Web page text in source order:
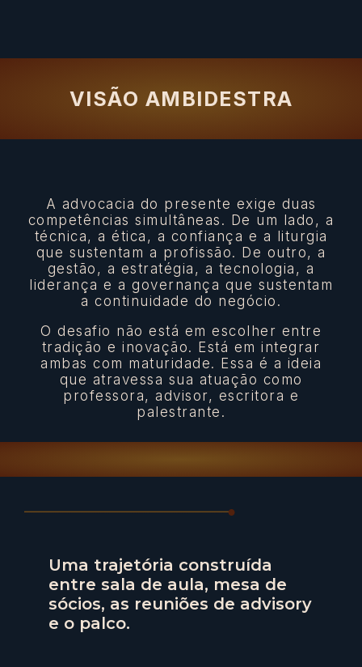
VISÃO AMBIDESTRA
A advocacia do presente exige duas
competências simultâneas. De um lado, a
técnica, a ética, a confiança e a liturgia
que sustentam a profissão. De outro, a
gestão, a estratégia, a tecnologia, a
liderança e a governança que sustentam
a continuidade do negócio.
O desafio não está em escolher entre
tradição e inovação. Está em integrar
ambas com maturidade. Essa é a ideia
que atravessa sua atuação como
professora, advisor, escritora e
palestrante.
Uma trajetória construída
entre sala de aula, mesa de
sócios, as reuniões de advisory
e o palco.